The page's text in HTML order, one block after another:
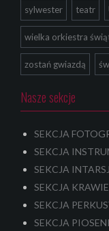
sylwester teatr
wielka orkiestra
zostań gwiazdą
Nasze sekcje
SEKCJA
SEKCJA
SEKCJA
SEKCJA
SEKCJA
SEKCJA